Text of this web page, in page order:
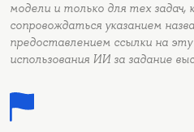
модели и только для тех
сопровождаться указанием
предоставлением ссылки на
использования ИИ за задание